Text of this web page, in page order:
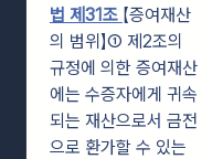
법 제31조 【증여재산
의 범위】① 제2조의
규정에 의한 증여재산
에는 수증자에게 귀속
되는 재산으로서 금전
으로 환가할 수 있는